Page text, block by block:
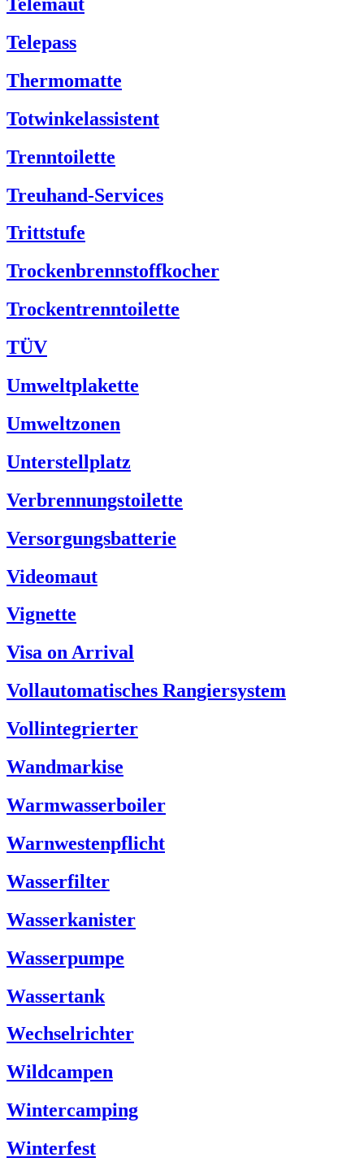
Telepass
Thermomatte
Totwinkelassistent
Trenntoilette
Treuhand-Services
Trittstufe
Trockenbrennstoffkocher
Trockentrenntoilette
TÜV
Umweltplakette
Umweltzonen
Unterstellplatz
Verbrennungstoilette
Versorgungsbatterie
Videomaut
Vignette
Visa on Arrival
Vollautomatisches Rangiersystem
Vollintegrierter
Wandmarkise
Warmwasserboiler
Warnwestenpflicht
Wasserfilter
Wasserkanister
Wasserpumpe
Wassertank
Wechselrichter
Wildcampen
Wintercamping
Winterfest